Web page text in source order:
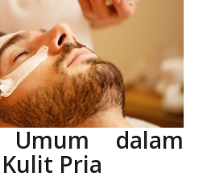
Umum dalam
Pria